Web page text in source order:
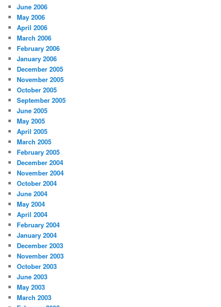
June 2006
May 2006
April 2006
March 2006
February 2006
January 2006
December 2005
November 2005
October 2005
September 2005
June 2005
May 2005
April 2005
March 2005
February 2005
December 2004
November 2004
October 2004
June 2004
May 2004
April 2004
February 2004
January 2004
December 2003
November 2003
October 2003
June 2003
May 2003
March 2003